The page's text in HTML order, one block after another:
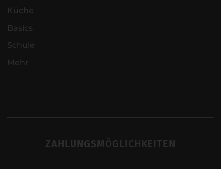
Küche
Basics
Schule
Mehr
ZAHLUNGSMÖGLICHKEITEN